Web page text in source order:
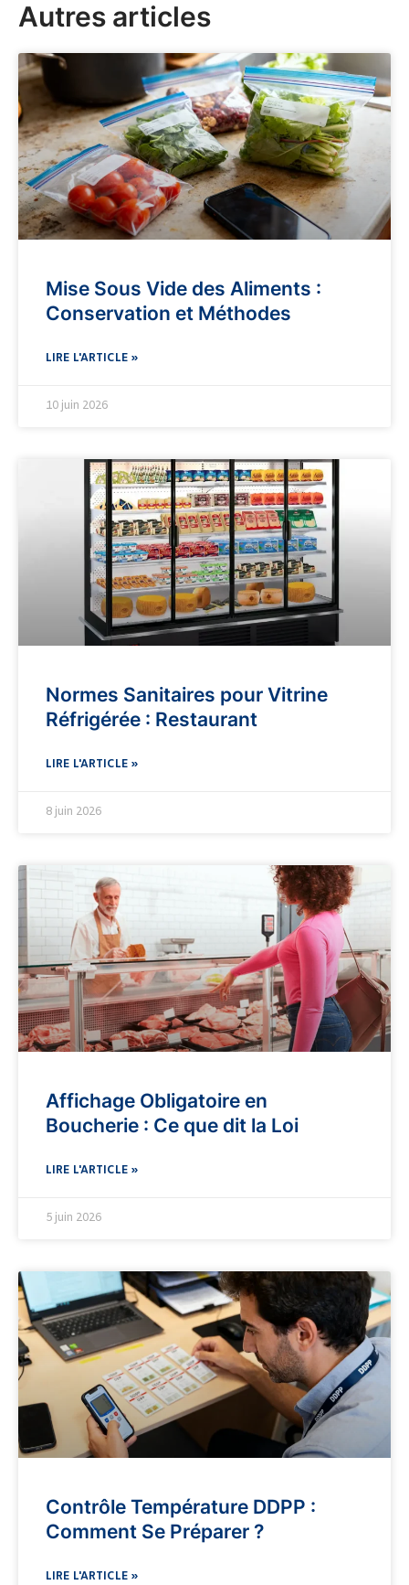
Autres articles
Mise Sous Vide des Aliments :
Conservation et Méthodes
LIRE L'ARTICLE »
10 juin 2026
Normes Sanitaires pour Vitrine
Réfrigérée : Restaurant
LIRE L'ARTICLE »
8 juin 2026
Affichage Obligatoire en
Boucherie : Ce que dit la Loi
LIRE L'ARTICLE »
5 juin 2026
Contrôle Température DDPP :
Comment Se Préparer ?
LIRE L'ARTICLE »